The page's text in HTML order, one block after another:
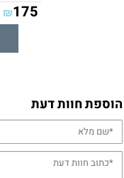
₪175
הוספת חוות דעת